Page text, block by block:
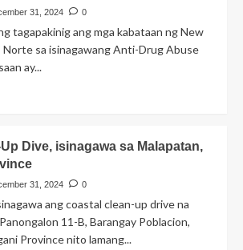
31, 2024 0
tagapakinig ang mga kabataan ng New
Norte sa isinagawang Anti-Drug Abuse
ay...
Dive, isinagawa sa Malapatan,
31, 2024 0
ang coastal clean-up drive na
11-B, Barangay Poblacion,
Province nito lamang...